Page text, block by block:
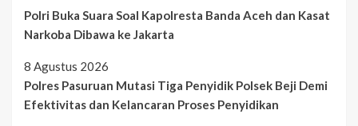
Polri Buka Suara Soal Kapolresta Banda Aceh dan Kasat
Narkoba Dibawa ke Jakarta
8 Agustus 2026
Polres Pasuruan Mutasi Tiga Penyidik Polsek Beji Demi
Efektivitas dan Kelancaran Proses Penyidikan